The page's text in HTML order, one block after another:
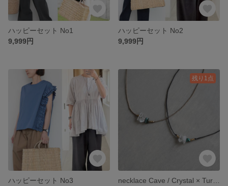
ハッピーセット No1
9,999円
ハッピーセット No2
9,999円
ハッピーセット No3
残り1点